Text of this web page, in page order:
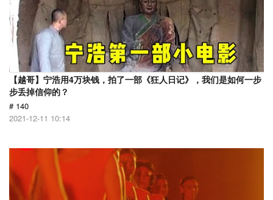
【越哥】宁浩用4万块钱，拍了一部《狂人日记》，我们是如何一步
步丢掉信仰的？
# 140
2021-12-11 10:14